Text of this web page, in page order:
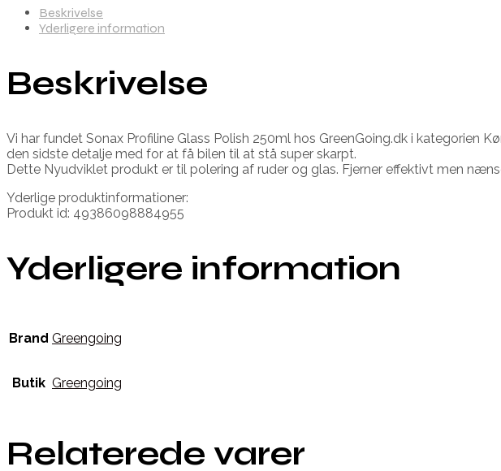
Beskrivelse
Yderligere information
Beskrivelse
Vi har fundet Sonax Profiline Glass Polish 250ml hos GreenGoing.dk i kategorien
den sidste detalje med for at få bilen til at stå super skarpt.
Dette Nyudviklet produkt er til polering af ruder og glas. Fjerner effektivt men
Yderlige produktinformationer:
Produkt id: 49386098884955
Yderligere information
Brand Greengoing
Butik Greengoing
Relaterede varer